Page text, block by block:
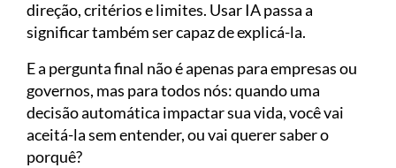
direção, critérios e limites. Usar IA passa a
significar também ser capaz de explicá-la.
E a pergunta final não é apenas para empresas ou
governos, mas para todos nós: quando uma
decisão automática impactar sua vida, você vai
aceitá-la sem entender, ou vai querer saber o
porquê?